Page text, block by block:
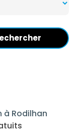
Rodilhan